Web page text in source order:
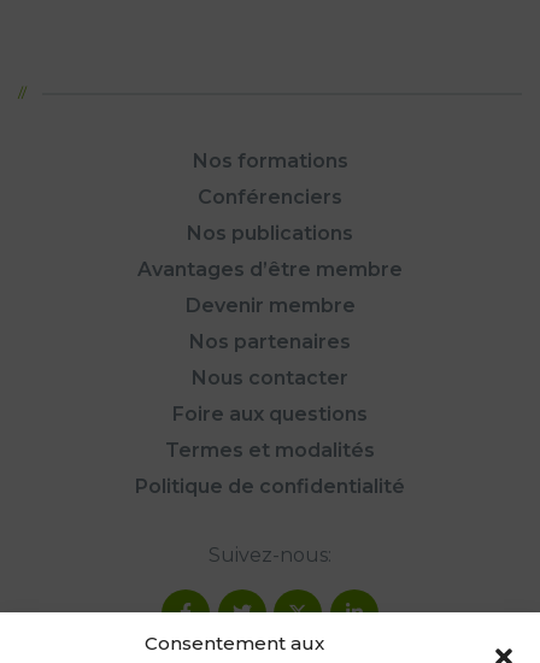
Consentement aux
Nos formations
Conférenciers
Nos publications
Avantages d’être membre
Devenir membre
Nos partenaires
Nous contacter
Foire aux questions
Termes et modalités
Politique de confidentialité
Suivez-nous: